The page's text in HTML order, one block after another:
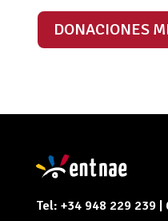
DONACIONES
Tel: +34 948 229 239 |